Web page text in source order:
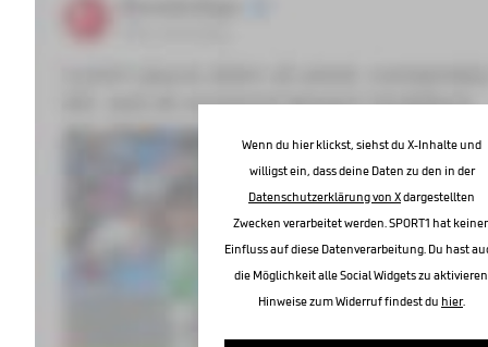
Wenn du hier klickst, siehst du X-Inhalte und
willigst ein, dass deine Daten zu den in der
Datenschutzerklärung von Xdargestellten
Zwecken verarbeitet werden. SPORT1 hat
Einfluss auf diese Datenverarbeitung. Du hast
die Möglichkeit alle Social Widgets zu
Hinweise zum Widerruf findest du hier.